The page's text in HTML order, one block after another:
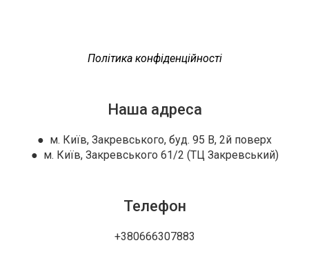
Політика конфіденційності
Наша адреса
● м. Київ, Закревського, буд. 95 В, 2й поверх
● м. Київ, Закревського 61/2 (ТЦ Закревський)
Телефон
+380666307883